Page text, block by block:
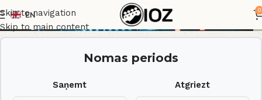
Skip to navigation
Skip to main content
EN
0
Nomas periods
Saņemt Atgriezt